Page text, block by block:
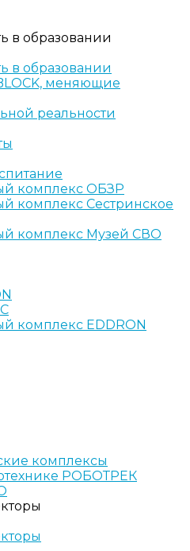
в образовании
в образовании
меняющие
реальности
комплекс ОБЗР
комплекс Сестринское
комплекс Музей СВО
комплекс EDDRON
комплексы
РОБОТРЕК